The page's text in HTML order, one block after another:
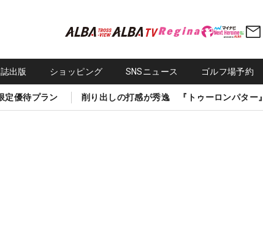
出版 ショッピング SNSニュース ゴルフ場予約
定優待プラン 削り出しの打感が秀逸 『トゥーロンパター』